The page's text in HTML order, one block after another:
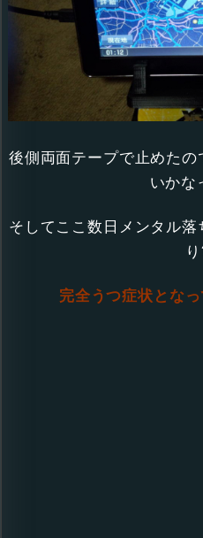
後側両面テープで止めた
いかな
そしてここ数日メンタル
完全うつ症状とな